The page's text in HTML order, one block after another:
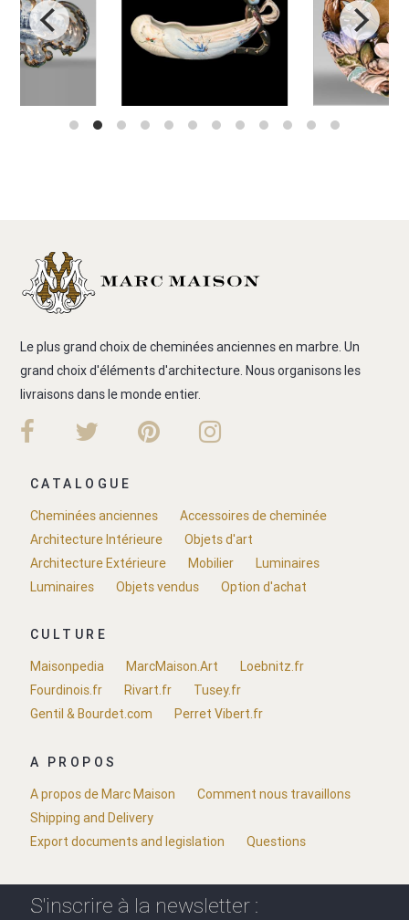
Le plus grand choix de cheminées anciennes en marbre. Un
grand choix d'éléments d'architecture. Nous organisons les
livraisons dans le monde entier.
CATALOGUE
Cheminées anciennes
Accessoires de cheminée
Architecture Intérieure
Objets d'art
Architecture Extérieure
Mobilier
Luminaires
Luminaires
Objets vendus Option d'achat
CULTURE
Maisonpedia
MarcMaison.Art
Loebnitz.fr
Fourdinois.fr
Rivart.fr
Tusey.fr
Gentil & Bourdet.com
Perret Vibert.fr
A PROPOS
A propos de Marc Maison
Comment nous travaillons
Shipping and Delivery
Export documents and legislation
Questions
S'inscrire à la newsletter :